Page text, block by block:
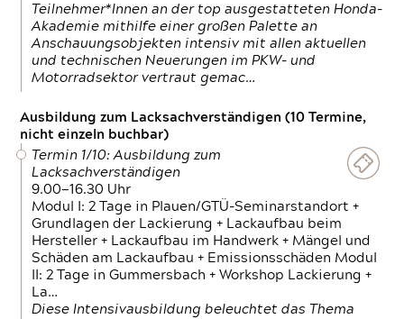
Teilnehmer*Innen an der top ausgestatteten Honda-
Akademie mithilfe einer großen Palette an
Anschauungsobjekten intensiv mit allen aktuellen
und technischen Neuerungen im PKW- und
Motorradsektor vertraut gemac…
Ausbildung zum Lacksachverständigen (10 Termine,
nicht einzeln buchbar)
Termin 1/10: Ausbildung zum
Lacksachverständigen
9.00—16.30 Uhr
Modul I: 2 Tage in Plauen/GTÜ-Seminarstandort +
Grundlagen der Lackierung + Lackaufbau beim
Hersteller + Lackaufbau im Handwerk + Mängel und
Schäden am Lackaufbau + Emissionsschäden Modul
II: 2 Tage in Gummersbach + Workshop Lackierung +
La…
Diese Intensivausbildung beleuchtet das Thema